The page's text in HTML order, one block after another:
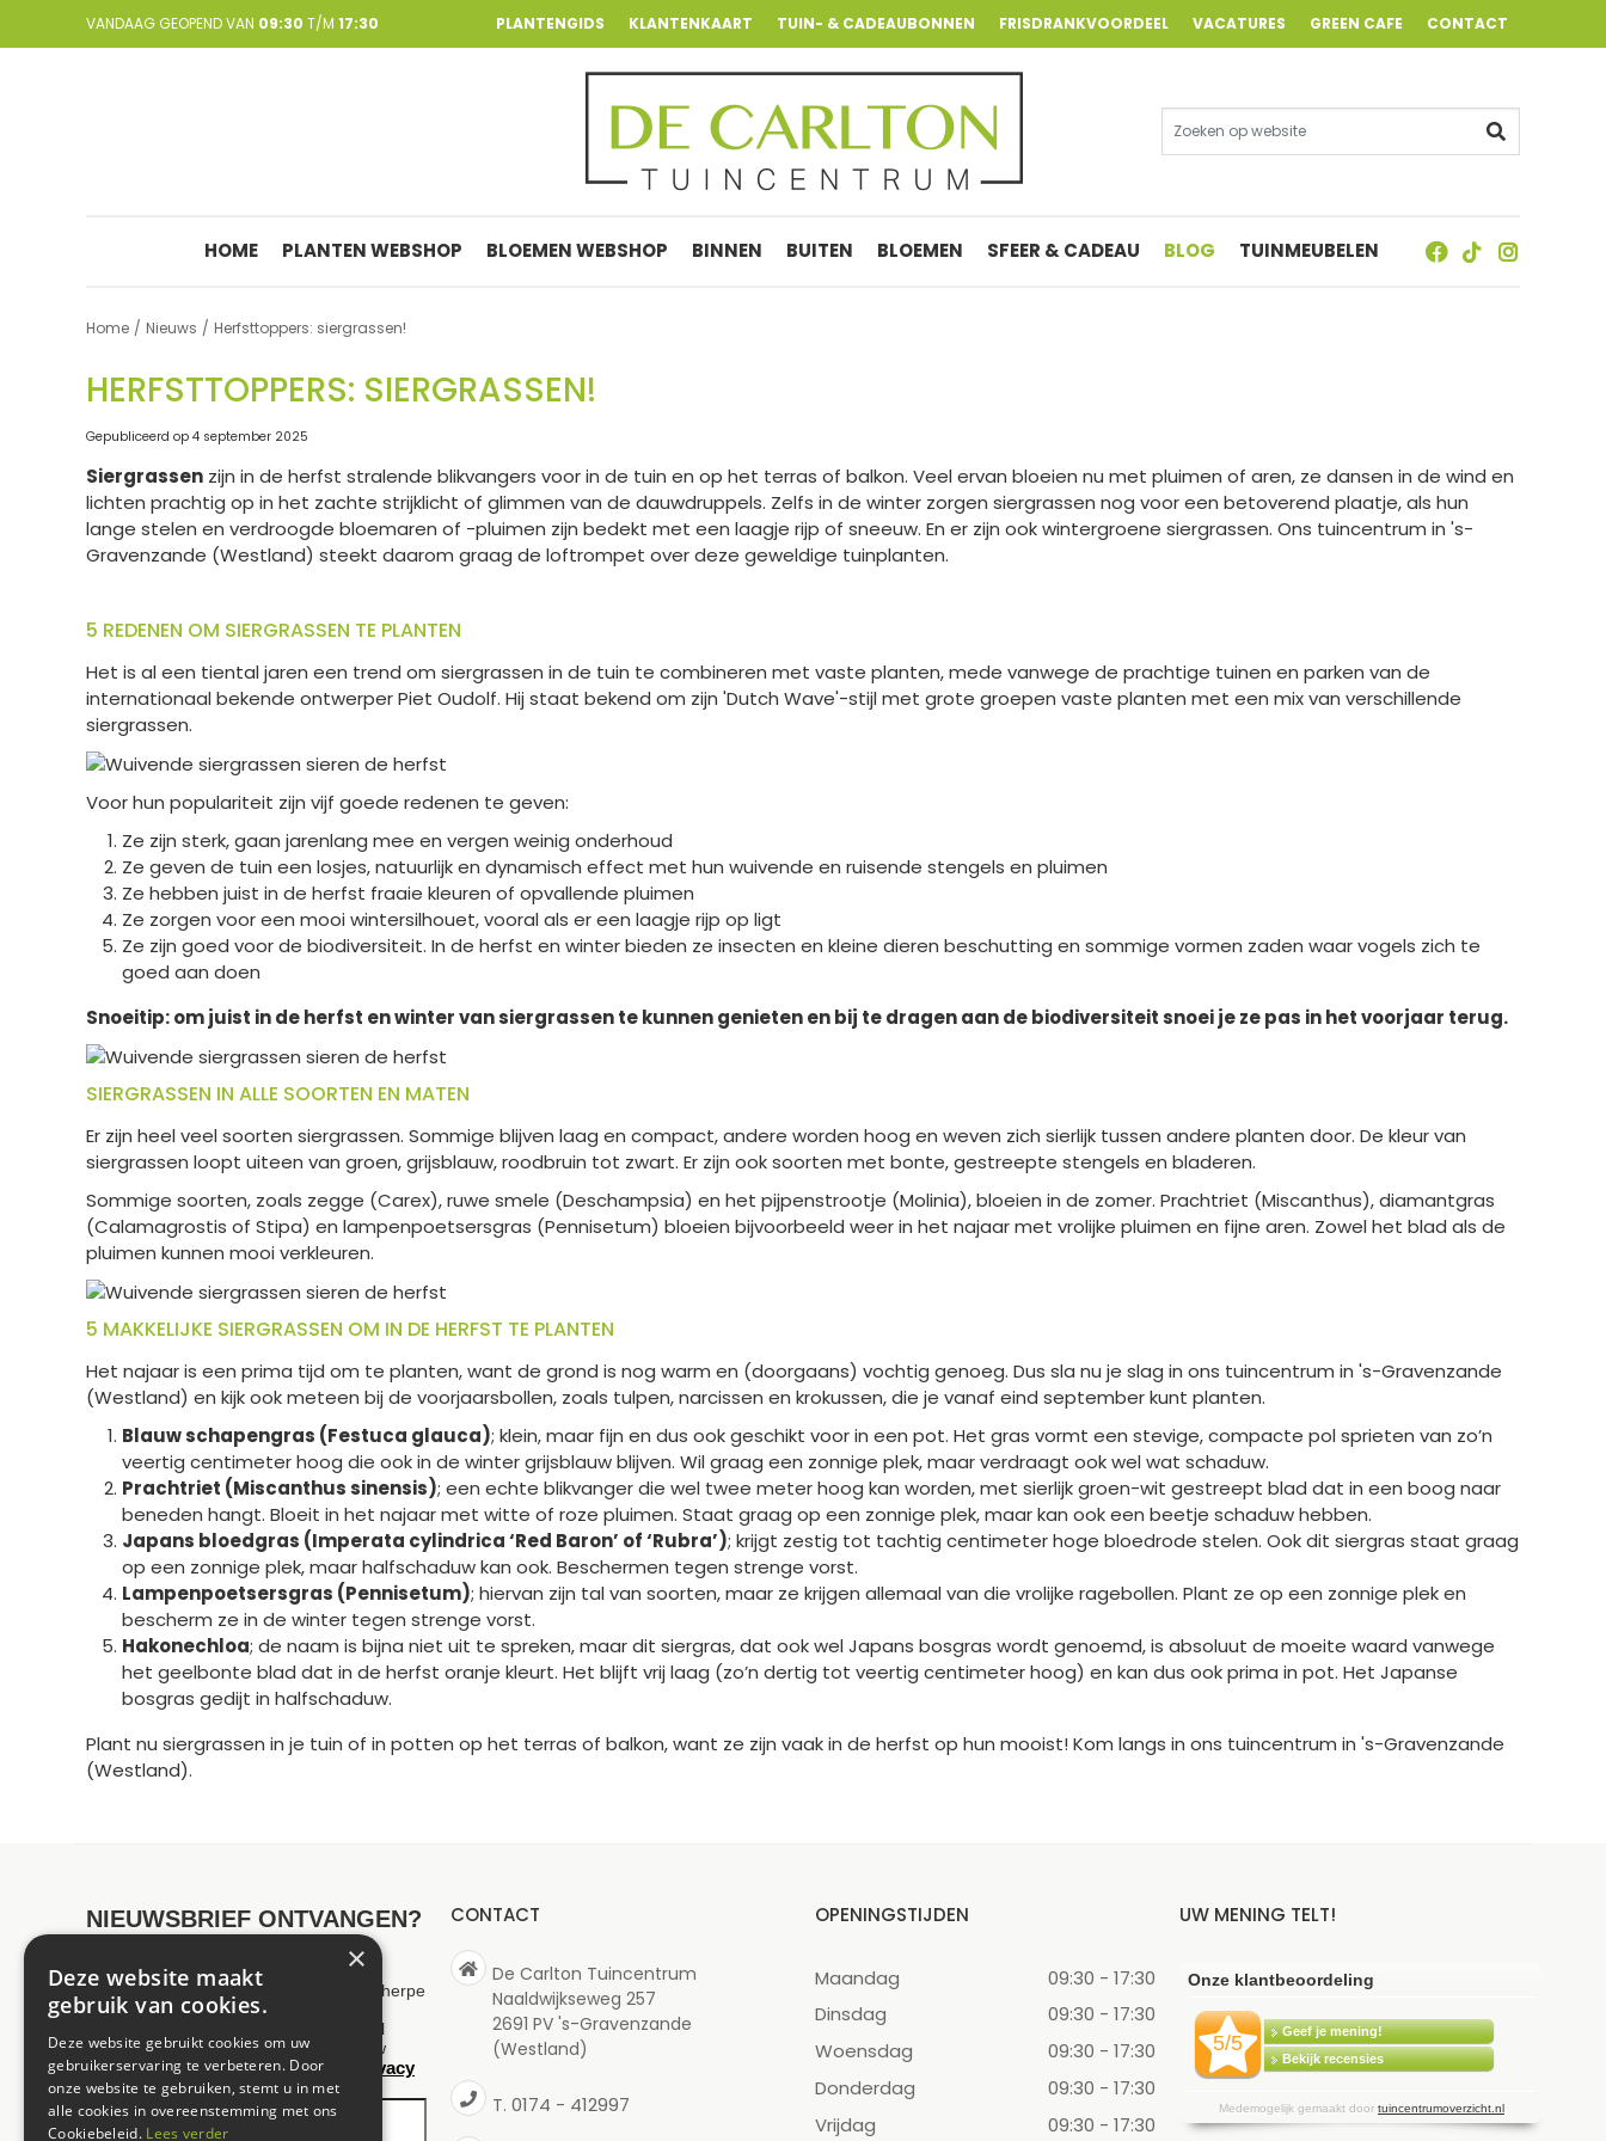
Home Nieuws Herfsttoppers: siergrassen!
VANDAAG GEOPEND VAN 09:30 T/M 17:30 PLANTENGIDS KLANTENKAART TUIN- & CADEAUBONNEN FRISDRANKVOORDEEL VACATURES GREEN CAFE CONTACT
HOME PLANTEN WEBSHOP BLOEMEN WEBSHOP BINNEN BUITEN BLOEMEN SFEER & CADEAU BLOG TUINMEUBELEN
HERFSTTOPPERS: SIERGRASSEN!
Gepubliceerd op 4 september 2025
Siergrassen zijn in de herfst stralende blikvangers voor in de tuin en op het terras of balkon. Veel ervan bloeien nu met pluimen of aren, ze dansen in de wind en
lichten prachtig op in het zachte strijklicht of glimmen van de dauwdruppels. Zelfs in de winter zorgen siergrassen nog voor een betoverend plaatje, als hun
lange stelen en verdroogde bloemaren of -pluimen zijn bedekt met een laagje rijp of sneeuw. En er zijn ook wintergroene siergrassen. Ons tuincentrum in 's-
Gravenzande (Westland) steekt daarom graag de loftrompet over deze geweldige tuinplanten.
5 REDENEN OM SIERGRASSEN TE PLANTEN
Het is al een tiental jaren een trend om siergrassen in de tuin te combineren met vaste planten, mede vanwege de prachtige tuinen en parken van de
internationaal bekende ontwerper Piet Oudolf. Hij staat bekend om zijn 'Dutch Wave'-stijl met grote groepen vaste planten met een mix van verschillende
siergrassen.
Voor hun populariteit zijn vijf goede redenen te geven:
Ze zijn sterk, gaan jarenlang mee en vergen weinig onderhoud
Ze geven de tuin een losjes, natuurlijk en dynamisch effect met hun wuivende en ruisende stengels en pluimen
Ze hebben juist in de herfst fraaie kleuren of opvallende pluimen
Ze zorgen voor een mooi wintersilhouet, vooral als er een laagje rijp op ligt
Ze zijn goed voor de biodiversiteit. In de herfst en winter bieden ze insecten en kleine dieren beschutting en sommige vormen zaden waar vogels zich te
goed aan doen
Snoeitip: om juist in de herfst en winter van siergrassen te kunnen genieten en bij te dragen aan de biodiversiteit snoei je ze pas in het voorjaar terug.
SIERGRASSEN IN ALLE SOORTEN EN MATEN
Er zijn heel veel soorten siergrassen. Sommige blijven laag en compact, andere worden hoog en weven zich sierlijk tussen andere planten door. De kleur van
siergrassen loopt uiteen van groen, grijsblauw, roodbruin tot zwart. Er zijn ook soorten met bonte, gestreepte stengels en bladeren.
Sommige soorten, zoals zegge (Carex), ruwe smele (Deschampsia) en het pijpenstrootje (Molinia), bloeien in de zomer. Prachtriet (Miscanthus), diamantgras
(Calamagrostis of Stipa) en lampenpoetsersgras (Pennisetum) bloeien bijvoorbeeld weer in het najaar met vrolijke pluimen en fijne aren. Zowel het blad als de
pluimen kunnen mooi verkleuren.
5 MAKKELIJKE SIERGRASSEN OM IN DE HERFST TE PLANTEN
Het najaar is een prima tijd om te planten, want de grond is nog warm en (doorgaans) vochtig genoeg. Dus sla nu je slag in ons tuincentrum in 's-Gravenzande
(Westland) en kijk ook meteen bij de voorjaarsbollen, zoals tulpen, narcissen en krokussen, die je vanaf eind september kunt planten.
Blauw schapengras (Festuca glauca); klein, maar fijn en dus ook geschikt voor in een pot. Het gras vormt een stevige, compacte pol sprieten van zo’n
veertig centimeter hoog die ook in de winter grijsblauw blijven. Wil graag een zonnige plek, maar verdraagt ook wel wat schaduw.
Prachtriet (Miscanthus sinensis); een echte blikvanger die wel twee meter hoog kan worden, met sierlijk groen-wit gestreept blad dat in een boog naar
beneden hangt. Bloeit in het najaar met witte of roze pluimen. Staat graag op een zonnige plek, maar kan ook een beetje schaduw hebben.
Japans bloedgras (Imperata cylindrica ‘Red Baron’ of ‘Rubra’); krijgt zestig tot tachtig centimeter hoge bloedrode stelen. Ook dit siergras staat graag
op een zonnige plek, maar halfschaduw kan ook. Beschermen tegen strenge vorst.
Lampenpoetsersgras (Pennisetum); hiervan zijn tal van soorten, maar ze krijgen allemaal van die vrolijke ragebollen. Plant ze op een zonnige plek en
bescherm ze in de winter tegen strenge vorst.
Hakonechloa; de naam is bijna niet uit te spreken, maar dit siergras, dat ook wel Japans bosgras wordt genoemd, is absoluut de moeite waard vanwege
het geelbonte blad dat in de herfst oranje kleurt. Het blijft vrij laag (zo’n dertig tot veertig centimeter hoog) en kan dus ook prima in pot. Het Japanse
bosgras gedijt in halfschaduw.
Plant nu siergrassen in je tuin of in potten op het terras of balkon, want ze zijn vaak in de herfst op hun mooist! Kom langs in ons tuincentrum in 's-Gravenzande
(Westland).
NIEUWSBRIEF ONTVANGEN?
Wilt u op de hoogte blijven van onze scherpe
aanbiedingen en maximaal 1 keer per
maand een nieuwsbrief ontvangen? Vul
hieronder uw gegevens in. Wij slaan uw
gegevens secuur op conform onze
privacy
policy.
CONTACT
De Carlton Tuincentrum
Naaldwijkseweg 257
2691 PV 's-Gravenzande
(Westland)
T. 0174 - 412997
OPENINGSTIJDEN
Maandag
09:30 - 17:30
Dinsdag
09:30 - 17:30
Woensdag
09:30 - 17:30
Donderdag
09:30 - 17:30
Vrijdag
09:30 - 17:30
UW MENING TELT!
×
Deze website maakt
gebruik van cookies.
Deze website gebruikt cookies om uw
gebruikerservaring te verbeteren. Door
onze website te gebruiken, stemt u in met
alle cookies in overeenstemming met ons
Cookiebeleid. Lees verder